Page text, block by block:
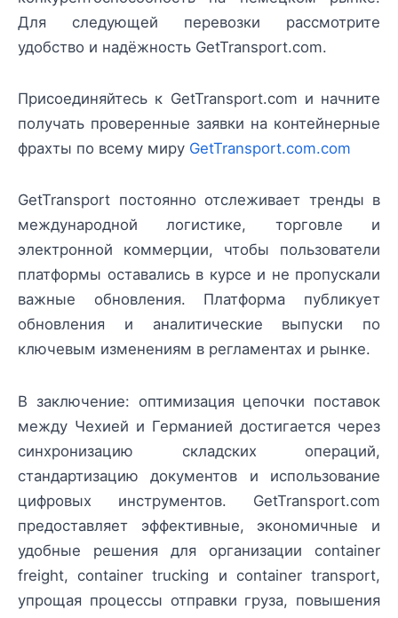
Для следующей перевозки рассмотрите
удобство и надёжность GetTransport.com.
Присоединяйтесь к GetTransport.com и начните
получать проверенные заявки на контейнерные
фрахты по всему миру GetTransport.com.com
GetTransport постоянно отслеживает тренды в
международной логистике, торговле и
электронной коммерции, чтобы пользователи
платформы оставались в курсе и не пропускали
важные обновления. Платформа публикует
обновления и аналитические выпуски по
ключевым изменениям в регламентах и рынке.
В заключение: оптимизация цепочки поставок
между Чехией и Германией достигается через
синхронизацию складских операций,
стандартизацию документов и использование
цифровых инструментов. GetTransport.com
предоставляет эффективные, экономичные и
удобные решения для организации container
freight, container trucking и container transport,
упрощая процессы отправки груза, повышения